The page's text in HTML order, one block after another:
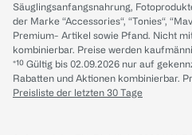
Säuglingsanfangsnahrung,
der Marke “Accessories“, “Tonies“,
Premium- Artikel sowie Pfand. Nicht
kombinierbar. Preise werden
*¹⁰ Gültig bis 02.09.2026 nur auf
Rabatten und Aktionen kombinierbar.
Preisliste der letzten 30 Tage